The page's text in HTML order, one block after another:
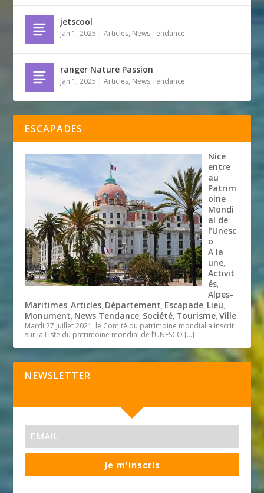
jetscool
Jan 1, 2025 |Articles, News Tendance
ranger Nature Passion
Jan 1, 2025 |Articles, News Tendance
ESCAPADES
Nice
entre
au
Patrim
oine
Mondi
al de
l’Unesc
o
A la
une,
Activit
és,
Alpes-
Maritimes,Articles, Département, Escapade, Lieu,
Monument, News Tendance, Société, Tourisme,Ville
Mardi 27 juillet 2021, le Comité du patrimoine mondial a inscrit
sur la Liste du patrimoine mondial de l’UNESCO […]
NEWSLETTER
Je m'inscris